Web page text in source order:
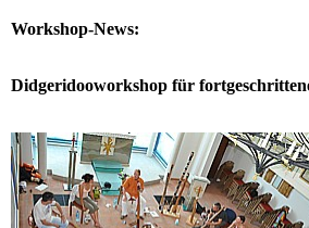
Workshop-News:
Didgeridooworkshop für